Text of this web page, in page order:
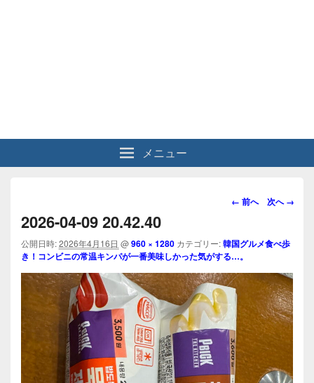
メニュー
画
ビ
ゲ
ー
シ
ョ
ン
← 前へ 次へ →
2026-04-09 20.42.40
公開日時:2026年4月16日 @960 × 1280 カテゴリー:韓国グルメ食べ歩
き！コンビニの常温キンパが一番美味しかった気がする…。